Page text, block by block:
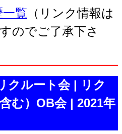
一覧 （リンク情報は
のでご了承下さ
クルート会 | リク
む）OB会 | 2021年